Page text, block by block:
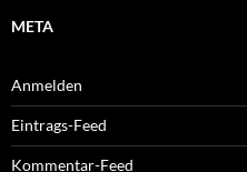
META
Anmelden
Eintrags-Feed
Kommentar-Feed